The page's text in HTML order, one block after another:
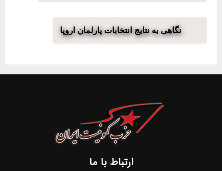
نگاهی به نتایج انتخابات پارلمان اروپا
ارتباط با ما